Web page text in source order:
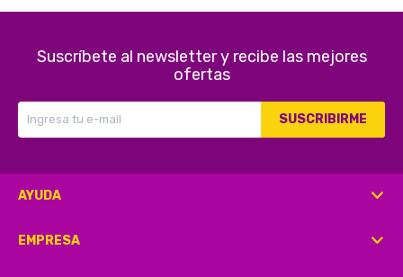
Suscríbete al newsletter y recibe las mejores
ofertas
SUSCRIBIRME
AYUDA
EMPRESA